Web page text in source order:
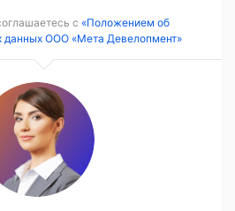
с «Положением об
данных ООО «Мета Девелопмент»